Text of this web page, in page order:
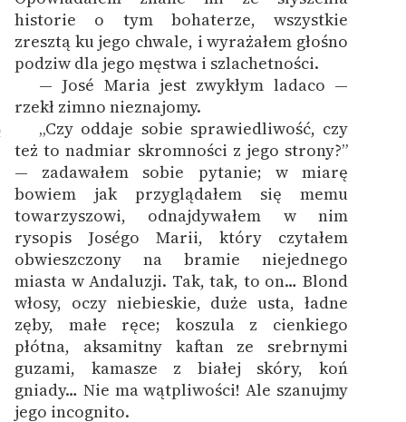
historie o tym bohaterze, wszystkie
zresztą ku jego chwale, i wyrażałem głośno
podziw dla jego męstwa i szlachetności.
— José Maria jest zwykłym ladaco —
rzekł zimno nieznajomy.
„Czy oddaje sobie sprawiedliwość, czy
też to nadmiar skromności z jego strony?”
— zadawałem sobie pytanie; w miarę
bowiem jak przyglądałem się memu
towarzyszowi, odnajdywałem w nim
rysopis Joségo Marii, który czytałem
obwieszczony na bramie niejednego
miasta w Andaluzji. Tak, tak, to on… Blond
włosy, oczy niebieskie, duże usta, ładne
zęby, małe ręce; koszula z cienkiego
płótna, aksamitny kaftan ze srebrnymi
guzami, kamasze z białej skóry, koń
gniady… Nie ma wątpliwości! Ale szanujmy
jego incognito.